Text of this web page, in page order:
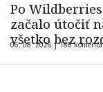
Po
začalo útočiť
všetko bez
06. 08. 2026 |188